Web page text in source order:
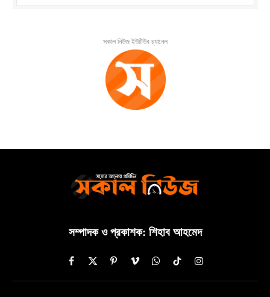
সকাল নিউজ ইউটিউব চ্যানেল
সম্পাদক ও প্রকাশক: শিহাব আহমেদ
Facebook
X
(Twitter)
PinterestVimeoWhatsAppTikTokInstagram